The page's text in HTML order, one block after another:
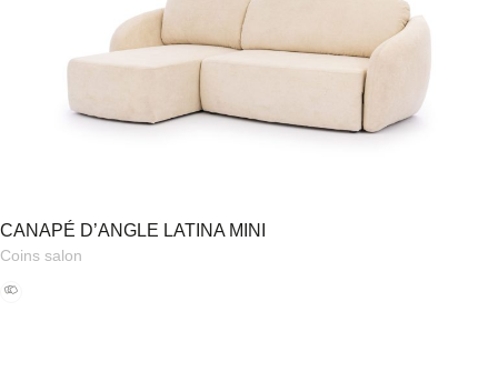
CANAPÉ D’ANGLE LATINA MINI
Coins salon